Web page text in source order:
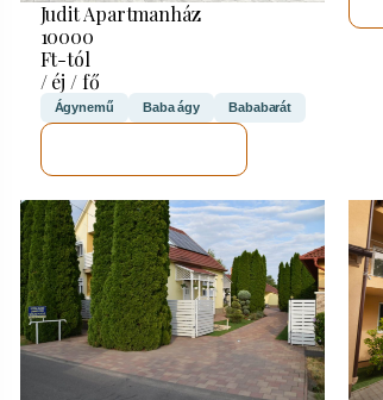
Judit Apartmanház
10000
Ft-tól
/ éj / fő
Ágynemű Baba ágy Bababarát